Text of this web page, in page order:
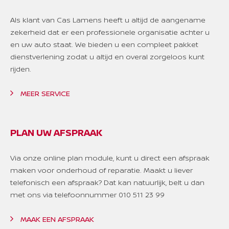
Als klant van Cas Lamens heeft u altijd de aangename
zekerheid dat er een professionele organisatie achter u
en uw auto staat. We bieden u een compleet pakket
dienstverlening zodat u altijd en overal zorgeloos kunt
rijden.
MEER SERVICE
PLAN UW AFSPRAAK
Via onze online plan module, kunt u direct een afspraak
maken voor onderhoud of reparatie. Maakt u liever
telefonisch een afspraak? Dat kan natuurlijk, belt u dan
met ons via telefoonnummer 010 511 23 99
MAAK EEN AFSPRAAK